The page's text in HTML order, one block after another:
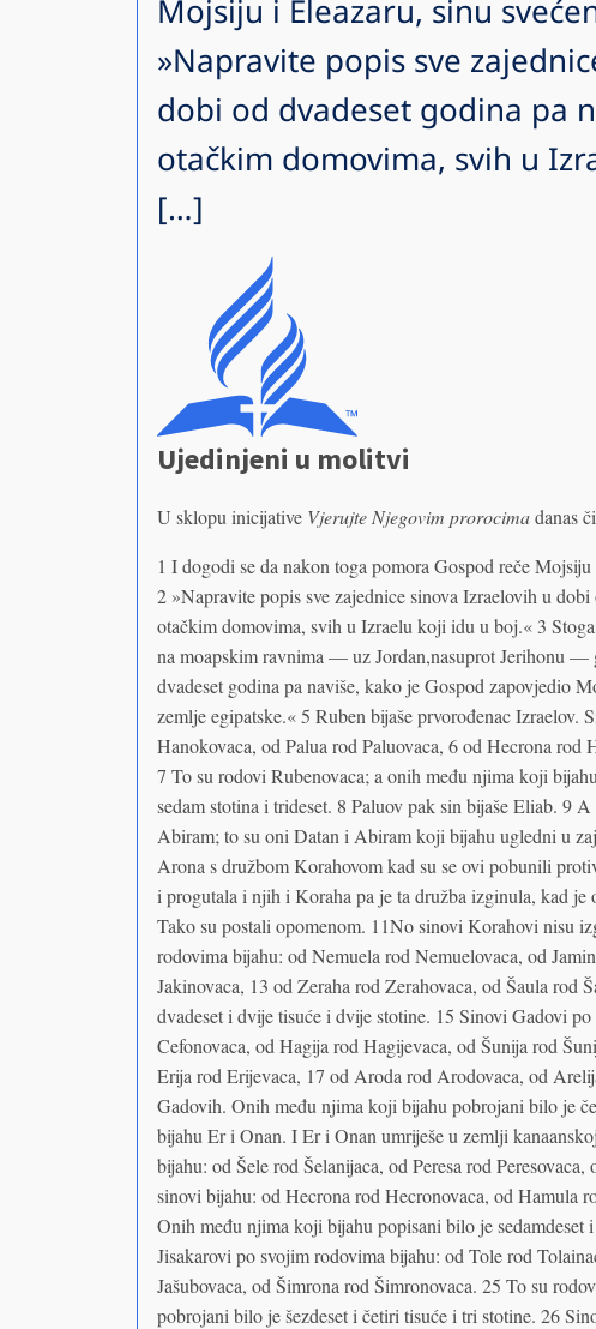
Mojsiju i Eleazaru, sinu
»Napravite popis sve
dobi od dvadeset godina pa
otačkim domovima, svih u
[…]
Ujedinjeni u molitvi
U sklopu inicijative Vjerujte Njegovim prorocimadanas
1 I dogodi se da nakon toga pomora Gospod reče
2 »Napravite popis sve zajednice sinova Izraelovih u
otačkim domovima, svih u Izraelu koji idu u boj.« 3
na moapskim ravnima — uz Jordan,nasuprot Jerihonu —
dvadeset godina pa naviše, kako je Gospod zapovjedio
zemlje egipatske.« 5 Ruben bijaše prvorođenac Izraelov.
Hanokovaca, od Palua rod Paluovaca, 6 od Hecrona rod
7 To su rodovi Rubenovaca; a onih među njima koji
sedam stotina i trideset. 8 Paluov pak sin bijaše Eliab. 9
Abiram; to su oni Datan i Abiram koji bijahu ugledni u
Arona s družbom Korahovom kad su se ovi pobunili
i progutala i njih i Koraha pa je ta družba izginula, kad je
Tako su postali opomenom. 11No sinovi Korahovi nisu
rodovima bijahu: od Nemuela rod Nemuelovaca, od
Jakinovaca, 13 od Zeraha rod Zerahovaca, od Šaula rod
dvadeset i dvije tisuće i dvije stotine. 15 Sinovi Gadovi
Cefonovaca, od Hagija rod Hagijevaca, od Šunija rod
Erija rod Erijevaca, 17 od Aroda rod Arodovaca, od
Gadovih. Onih među njima koji bijahu pobrojani bilo je
bijahu Er i Onan. I Er i Onan umriješe u zemlji
bijahu: od Šele rod Šelanijaca, od Peresa rod
sinovi bijahu: od Hecrona rod Hecronovaca, od Hamula
Onih među njima koji bijahu popisani bilo je sedamdeset
Jisakarovi po svojim rodovima bijahu: od Tole rod
Jašubovaca, od Šimrona rod Šimronovaca. 25 To su
pobrojani bilo je šezdeset i četiri tisuće i tri stotine. 26